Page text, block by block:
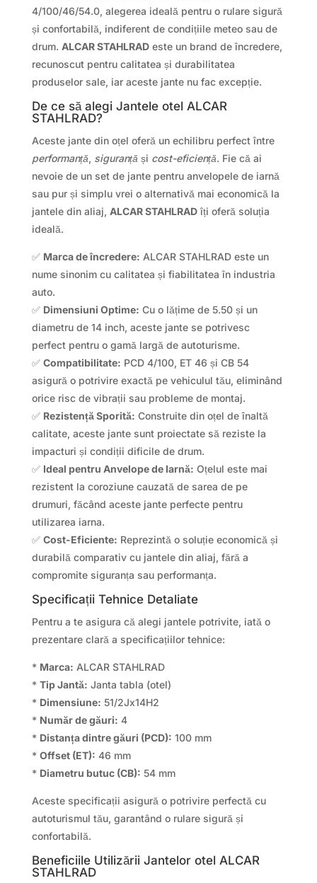
4/100/46/54.0, alegerea ideală pentru o rulare sigură
și confortabilă, indiferent de condițiile meteo sau de
drum. ALCAR STAHLRADeste un brand de încredere,
recunoscut pentru calitatea și durabilitatea
produselor sale, iar aceste jante nu fac excepție.
De ce să alegi Jantele otel ALCAR
STAHLRAD?
Aceste jante din oțel oferă un echilibru perfect între
performanță, siguranță și cost-eficiență. Fie că ai
nevoie de un set de jante pentru anvelopele de iarnă
sau pur și simplu vrei o alternativă mai economică la
jantele din aliaj, ALCAR STAHLRADîți oferă soluția
ideală.
✅ Marca de încredere: ALCAR STAHLRAD este un
nume sinonim cu calitatea și fiabilitatea în industria
auto.
✅ Dimensiuni Optime: Cu o lățime de 5.50 și un
diametru de 14 inch, aceste jante se potrivesc
perfect pentru o gamă largă de autoturisme.
✅ Compatibilitate: PCD 4/100, ET 46 și CB 54
asigură o potrivire exactă pe vehiculul tău, eliminând
orice risc de vibrații sau probleme de montaj.
✅ Rezistență Sporită: Construite din oțel de înaltă
calitate, aceste jante sunt proiectate să reziste la
impacturi și condiții dificile de drum.
✅ Ideal pentru Anvelope de Iarnă: Oțelul este mai
rezistent la coroziune cauzată de sarea de pe
drumuri, făcând aceste jante perfecte pentru
utilizarea iarna.
✅ Cost-Eficiente: Reprezintă o soluție economică și
durabilă comparativ cu jantele din aliaj, fără a
compromite siguranța sau performanța.
Specificații Tehnice Detaliate
Pentru a te asigura că alegi jantele potrivite, iată o
prezentare clară a specificațiilor tehnice:
* Marca: ALCAR STAHLRAD
* Tip Jantă: Janta tabla (otel)
* Dimensiune: 51/2Jx14H2
* Număr de găuri: 4
* Distanța dintre găuri (PCD): 100 mm
* Offset (ET): 46 mm
* Diametru butuc (CB): 54 mm
Aceste specificații asigură o potrivire perfectă cu
autoturismul tău, garantând o rulare sigură și
confortabilă.
Beneficiile Utilizării Jantelor otel ALCAR
STAHLRAD